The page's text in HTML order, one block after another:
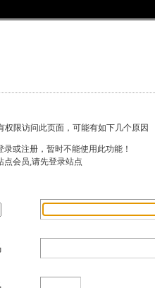
权限访问此页面，可能有如下几个原因
录或注册，暂时不能使用此功能！
点会员,请先登录站点